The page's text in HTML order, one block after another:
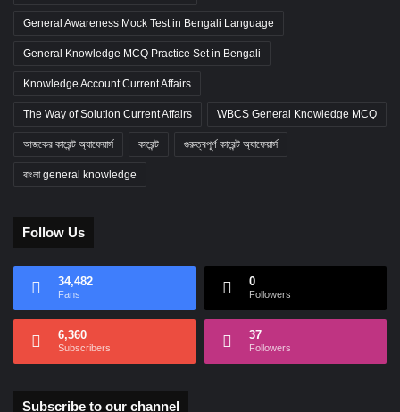
General Awareness Mock Test in Bengali Language
General Knowledge MCQ Practice Set in Bengali
Knowledge Account Current Affairs
The Way of Solution Current Affairs WBCS General Knowledge MCQ
আজকের কারেন্ট অ্যাফেয়ার্স কারেন্ট গুরুত্বপূর্ণ কারেন্ট অ্যাফেয়ার্স
বাংলা general knowledge
Follow Us
34,482
Fans
0
Followers
6,360
Subscribers
37
Followers
Subscribe to our channel